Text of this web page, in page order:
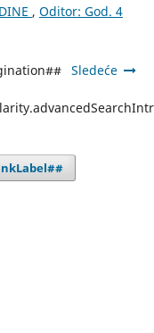
, Oditor: God. 4
Sledeće